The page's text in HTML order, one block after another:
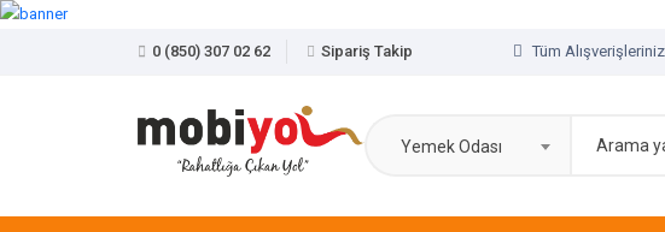
0 (850) 307 02 62 Sipariş Takip Tüm
Yemek Odası